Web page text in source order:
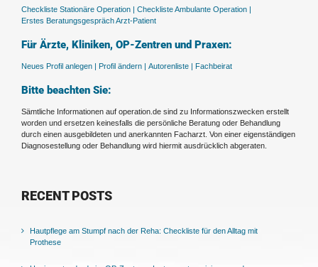
Checkliste Stationäre Operation | Checkliste Ambulante Operation |
Erstes Beratungsgespräch Arzt-Patient
Für Ärzte, Kliniken, OP-Zentren und Praxen:
Neues Profil anlegen | Profil ändern | Autorenliste | Fachbeirat
Bitte beachten Sie:
Sämtliche Informationen auf operation.de sind zu Informationszwecken erstellt
worden und ersetzen keinesfalls die persönliche Beratung oder Behandlung
durch einen ausgebildeten und anerkannten Facharzt. Von einer eigenständigen
Diagnosestellung oder Behandlung wird hiermit ausdrücklich abgeraten.
RECENT POSTS
Hautpflege am Stumpf nach der Reha: Checkliste für den Alltag mit
Prothese